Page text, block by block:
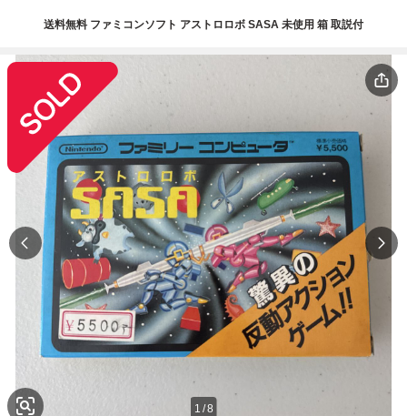
送料無料 ファミコンソフト アストロロボ SASA 未使用 箱 取説付
1 /8